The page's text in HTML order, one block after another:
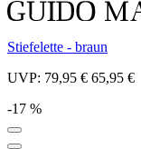
Stiefelette - braun
UVP: 79,95 € 65,95 €
-17 %